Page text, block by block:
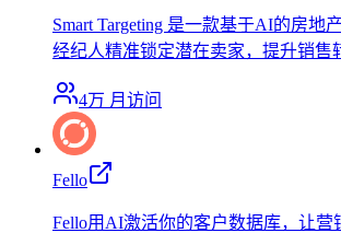
Smart Targeting 是一款基于AI的房地
经纪人精准锁定潜在卖家，提升销售
4万 月访问
Fello
Fello用AI激活你的客户数据库，让营